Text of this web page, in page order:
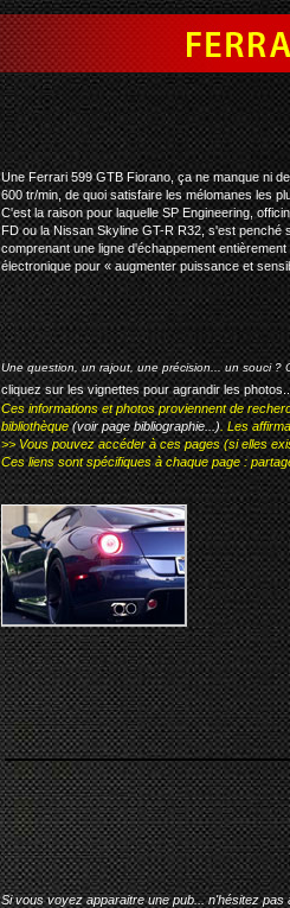
Une Ferrari 599 GTB Fiorano, ça ne manque ni
600 tr/min, de quoi satisfaire les mélomanes les
C'est la raison pour laquelle SP Engineering,
FD ou la Nissan Skyline GT-R R32, s'est
comprenant une ligne d'échappement
électronique pour « augmenter puissance et
Une question, un rajout, une précision... un souci ?
cliquez sur les vignettes pour agrandir les
Ces informations et photos proviennent de
bibliothèque(voir page bibliographie...). Les
>> Vous pouvez accéder à ces pages (si elles
Ces liens sont spécifiques à chaque page :
Si vous voyez apparaitre une pub... n'hésitez